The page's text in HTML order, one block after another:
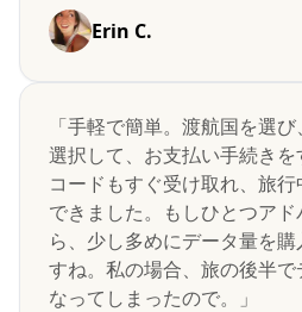
Erin C.
「手軽で簡単。渡航国を選
選択して、お支払い手続き
コードもすぐ受け取れ、旅
できました。もしひとつア
ら、少し多めにデータ量を
すね。私の場合、旅の後半で
なってしまったので。」